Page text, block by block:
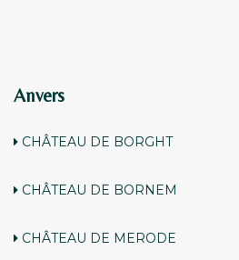
Anvers
CHÂTEAU DE BORGHT
CHÂTEAU DE BORNEM
CHÂTEAU DE MERODE